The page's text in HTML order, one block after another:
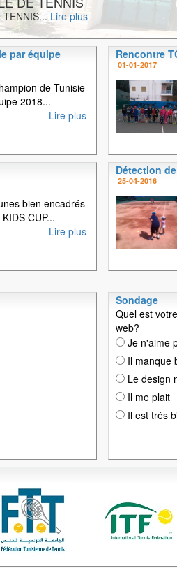
TENNIS... Lire plus
par équipe
de Tunisie
2018...
Lire plus
Rencontre
01-01-2017
bien encadrés
CUP...
Lire plus
Détection
25-04-2016
Sondage
Quel est
web?
Je n'aime
Il manque
Le design
Il me plait
Il est trés